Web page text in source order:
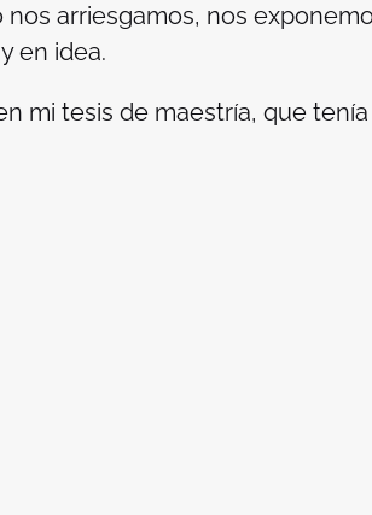
nos arriesgamos, nos
en idea.
mi tesis de maestría, que